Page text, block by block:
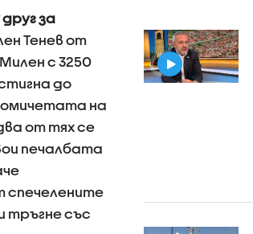
за
Тенев от
с 3250
до
на
от тях се
печалбата
спечелените
тръгне със